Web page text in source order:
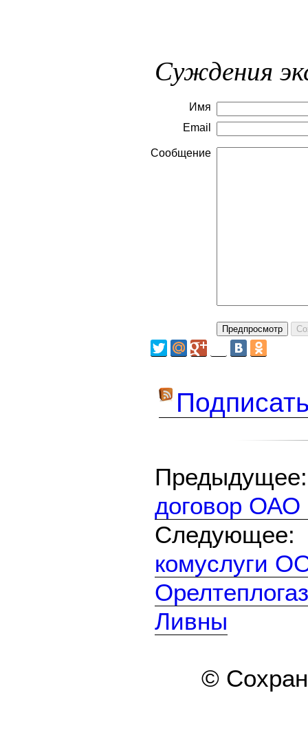
Суждения
Имя
Email
Сообщение
договор
комуслуги
Ливны
©